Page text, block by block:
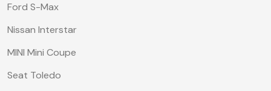
Ford S-Max
Nissan Interstar
MINI Mini Coupe
Seat Toledo